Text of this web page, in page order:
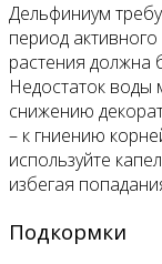
Дельфиниум
период
растения должна
Недостаток воды
снижению
– к гниению
используйте
избегая
Подкормки